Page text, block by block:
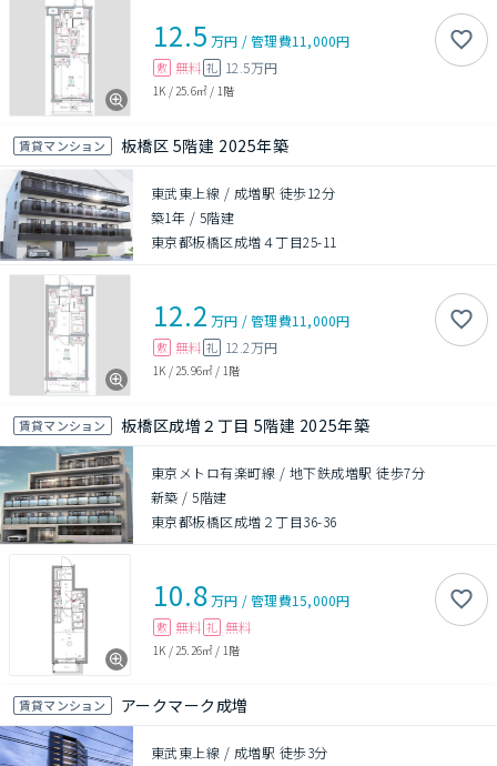
12.5 万円 /管理費11,000円
敷 無料 礼 12.5万円
1K / 25.6㎡ / 1階
賃貸マンション 板橋区 5階建 2025年築
東武東上線 / 成増駅 徒歩12分
築1年 / 5階建
東京都板橋区成増４丁目25-11
12.2 万円 /管理費11,000円
敷 無料 礼 12.2万円
1K / 25.96㎡ / 1階
賃貸マンション 板橋区成増２丁目 5階建 2025年築
東京メトロ有楽町線 / 地下鉄成増駅 徒歩7分
新築 /5階建
東京都板橋区成増２丁目36-36
10.8万円 /管理費15,000円
敷 無料 礼 無料
1K / 25.26㎡ / 1階
賃貸マンション アークマーク成増
東武東上線 / 成増駅 徒歩3分